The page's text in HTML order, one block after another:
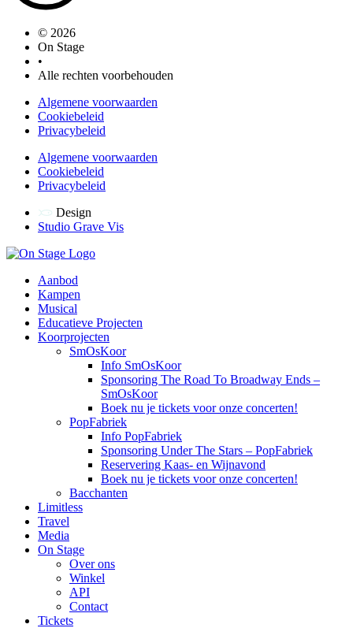
© 2026
On Stage
•
Alle rechten voorbehouden
Algemene voorwaarden
Cookiebeleid
Privacybeleid
Algemene voorwaarden
Cookiebeleid
Privacybeleid
Design
Studio Grave Vis
Aanbod
Kampen
Musical
Educatieve Projecten
Koorprojecten
SmOsKoor
Info SmOsKoor
Sponsoring The Road To Broadway Ends –
SmOsKoor
Boek nu je tickets voor onze concerten!
PopFabriek
Info PopFabriek
Sponsoring Under The Stars – PopFabriek
Reservering Kaas- en Wijnavond
Boek nu je tickets voor onze concerten!
Bacchanten
Limitless
Travel
Media
On Stage
Over ons
Winkel
API
Contact
Tickets